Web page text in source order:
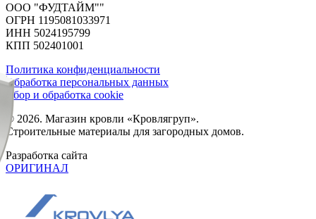
ООО "ФУДТАЙМ""
ОГРН 1195081033971
ИНН 5024195799
КПП 502401001
Политика конфиденциальности
Обработка персональных данных
Сбор и обработка cookie
© 2026. Магазин кровли «Кровлягруп».
Строительные материалы для загородных домов.
Разработка сайта
ОРИГИНАЛ